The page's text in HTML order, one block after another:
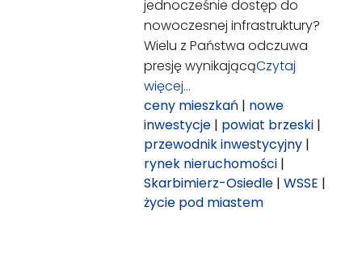
jednocześnie dostęp do
nowoczesnej infrastruktury?
Wielu z Państwa odczuwa
presję wynikającąCzytaj
więcej…
ceny mieszkań | nowe
inwestycje | powiat brzeski |
przewodnik inwestycyjny |
rynek nieruchomości |
Skarbimierz-Osiedle |WSSE |
życie pod miastem